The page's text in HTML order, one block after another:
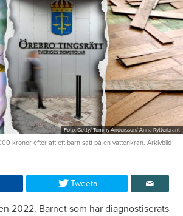
Foto: Getty/ Tommy Andersson/ Anna Rytterbrant
kronor efter att ett barn satt på en vattenkran. Arkivbild
Tweeta
2022. Barnet som har diagnostiserats